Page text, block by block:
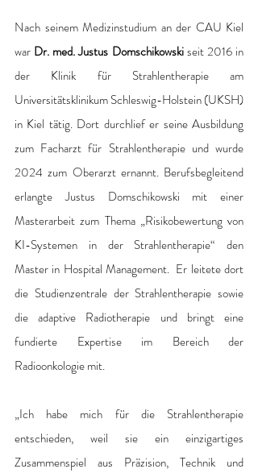
Nach seinem Medizinstudium an der CAU Kiel
war Dr. med. Justus Domschikowski seit 2016 in
der Klinik für Strahlentherapie am
Universitätsklinikum Schleswig-Holstein (UKSH)
in Kiel tätig. Dort durchlief er seine Ausbildung
zum Facharzt für Strahlentherapie und wurde
2024 zum Oberarzt ernannt. Berufsbegleitend
erlangte Justus Domschikowski mit einer
Masterarbeit zum Thema „Risikobewertung von
KI-Systemen in der Strahlentherapie“ den
Master in Hospital Management.  Er leitete dort
die Studienzentrale der Strahlentherapie sowie
die adaptive Radiotherapie und bringt eine
fundierte Expertise im Bereich der
Radioonkologie mit.
„Ich habe mich für die Strahlentherapie
entschieden, weil sie ein einzigartiges
Zusammenspiel aus Präzision, Technik und